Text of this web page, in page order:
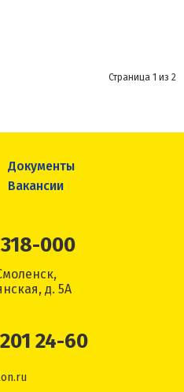
Страница 1 из 2
Документы
Вакансии
000
д. 5А
24-60